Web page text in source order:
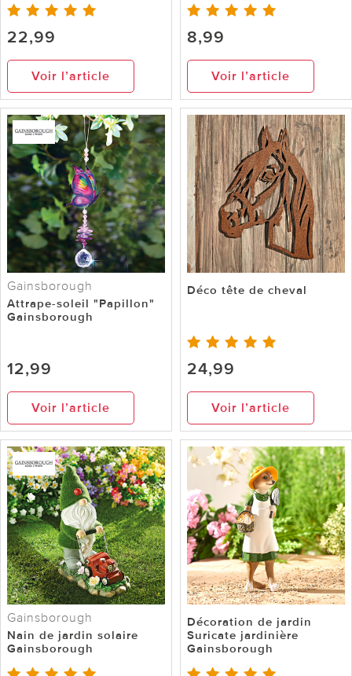
22,99
Voir l’article
8,99
Voir l’article
Gainsborough
Attrape-soleil "Papillon"
Gainsborough
12,99
Voir l’article
Déco tête de cheval
24,99
Voir l’article
Gainsborough
Nain de jardin solaire
Gainsborough
Décoration de jardin
Suricate jardinière
Gainsborough